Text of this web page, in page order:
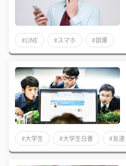
#LINE #スマホ #誤爆
#大学生 #大学生白書 #友達